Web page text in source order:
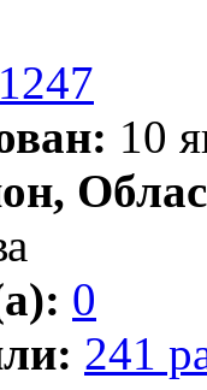
1247
10
0
241